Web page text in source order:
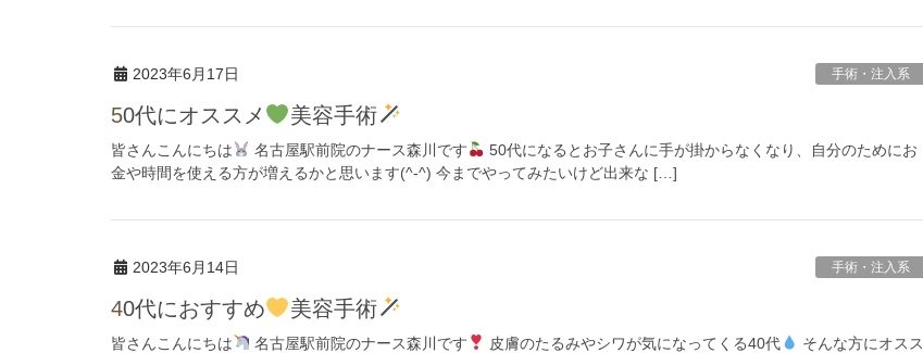
2023年6月17日 手術・注入系
50代にオススメ 美容手術
皆さんこんにちは 名古屋駅前院のナース森川です
50代になるとお子さんに手が掛からなくなり、自分のためにお
金や時間を使える方が増えるかと思います(^-^) 今までやってみたいけど出来な […]
2023年6月14日 手術・注入系
40代におすすめ 美容手術
皆さんこんにちは 名古屋駅前院のナース森川です 皮膚のたるみやシワが気になってくる40代
そんな方にオスス